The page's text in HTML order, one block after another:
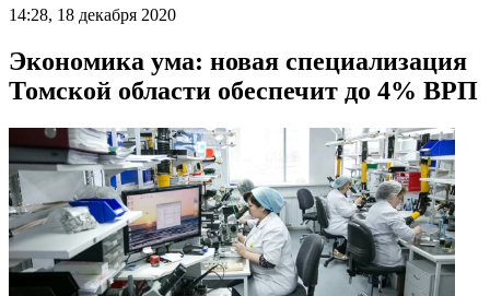
14:28, 18 декабря 2020
Экономика ума: новая специализация
Томской области обеспечит до 4% ВРП